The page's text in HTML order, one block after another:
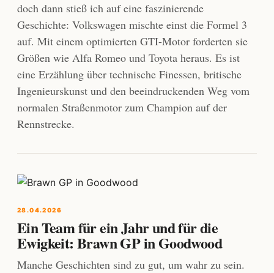
doch dann stieß ich auf eine faszinierende
Geschichte: Volkswagen mischte einst die Formel 3
auf. Mit einem optimierten GTI-Motor forderten sie
Größen wie Alfa Romeo und Toyota heraus. Es ist
eine Erzählung über technische Finessen, britische
Ingenieurskunst und den beeindruckenden Weg vom
normalen Straßenmotor zum Champion auf der
Rennstrecke.
28.04.2026
Ein Team für ein Jahr und für die
Ewigkeit: Brawn GP in Goodwood
Manche Geschichten sind zu gut, um wahr zu sein.